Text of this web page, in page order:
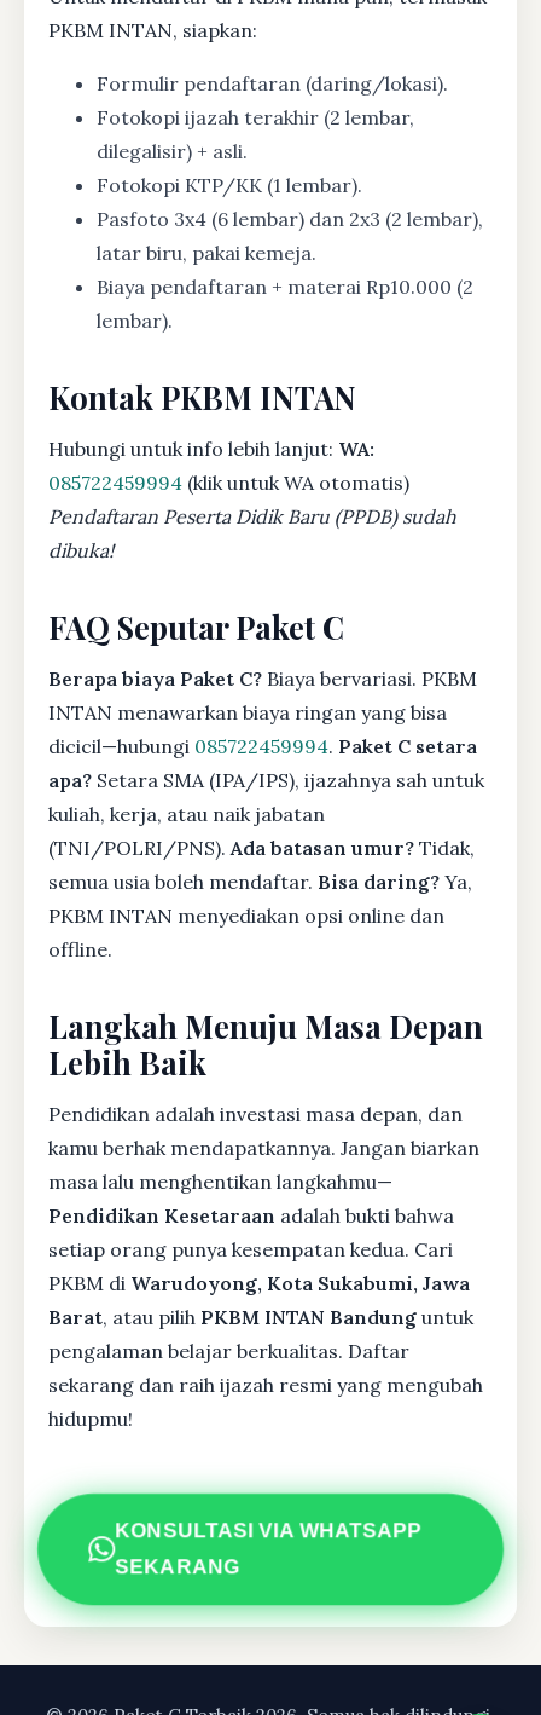
PKBM INTAN, siapkan:
Formulir pendaftaran (daring/lokasi).
Fotokopi ijazah terakhir (2 lembar,
dilegalisir) + asli.
Fotokopi KTP/KK (1 lembar).
Pasfoto 3x4 (6 lembar) dan 2x3 (2 lembar),
latar biru, pakai kemeja.
Biaya pendaftaran + materai Rp10.000 (2
lembar).
Kontak PKBM INTAN
Hubungi untuk info lebih lanjut: WA:
085722459994 (klik untuk WA otomatis)
Pendaftaran Peserta Didik Baru (PPDB) sudah
dibuka!
FAQ Seputar Paket C
Berapa biaya Paket C? Biaya bervariasi. PKBM
INTAN menawarkan biaya ringan yang bisa
dicicil—hubungi 085722459994. Paket C setara
apa? Setara SMA (IPA/IPS), ijazahnya sah untuk
kuliah, kerja, atau naik jabatan
(TNI/POLRI/PNS).Ada batasan umur? Tidak,
semua usia boleh mendaftar. Bisa daring? Ya,
PKBM INTAN menyediakan opsi online dan
offline.
Langkah Menuju Masa Depan
Lebih Baik
Pendidikan adalah investasi masa depan, dan
kamu berhak mendapatkannya. Jangan biarkan
masa lalu menghentikan langkahmu—
Pendidikan Kesetaraan adalah bukti bahwa
setiap orang punya kesempatan kedua. Cari
PKBM di Warudoyong, Kota Sukabumi, Jawa
Barat, atau pilih PKBM INTAN Bandung untuk
pengalaman belajar berkualitas. Daftar
sekarang dan raih ijazah resmi yang mengubah
hidupmu!
KONSULTASI VIA WHATSAPP
SEKARANG